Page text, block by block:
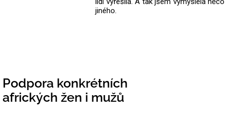
jiného.
Podpora konkrétních
afrických žen i mužů